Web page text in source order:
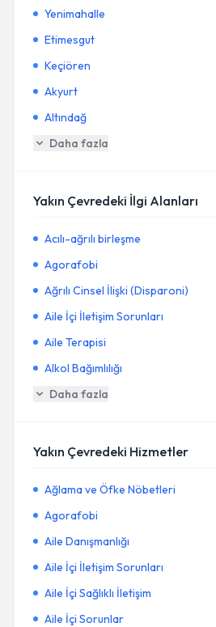
Yenimahalle
Etimesgut
Keçiören
Akyurt
Altındağ
Daha fazla
Yakın Çevredeki İlgi Alanları
Acılı-ağrılı birleşme
Agorafobi
Ağrılı Cinsel İlişki (Disparoni)
Aile İçi İletişim Sorunları
Aile Terapisi
Alkol Bağımlılığı
Daha fazla
Yakın Çevredeki Hizmetler
Ağlama ve Öfke Nöbetleri
Agorafobi
Aile Danışmanlığı
Aile İçi İletişim Sorunları
Aile İçi Sağlıklı İletişim
Aile İçi Sorunlar